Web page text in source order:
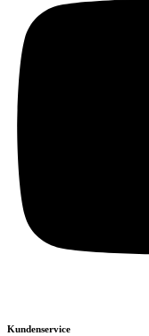
Kundenservice